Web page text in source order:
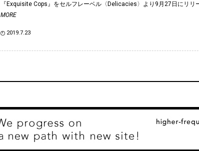
『Exquisite Cops』をセルフレーベル〈Delicacies〉より9月27日にリ
MORE
2019.7.23